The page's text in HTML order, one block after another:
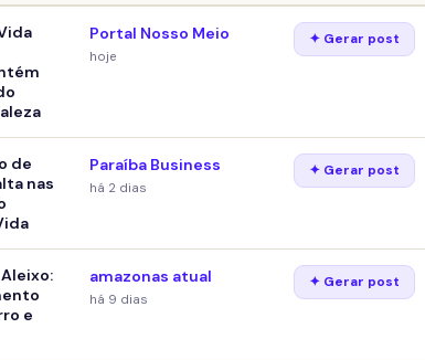
Portal Nosso Meio
hoje
✦ Gerar post
de
nas
Paraíba Business
há 2 dias
✦ Gerar post
e
amazonas atual
há 9 dias
✦ Gerar post